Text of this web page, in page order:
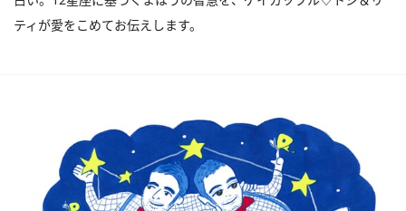
ティが愛をこめてお伝えします。